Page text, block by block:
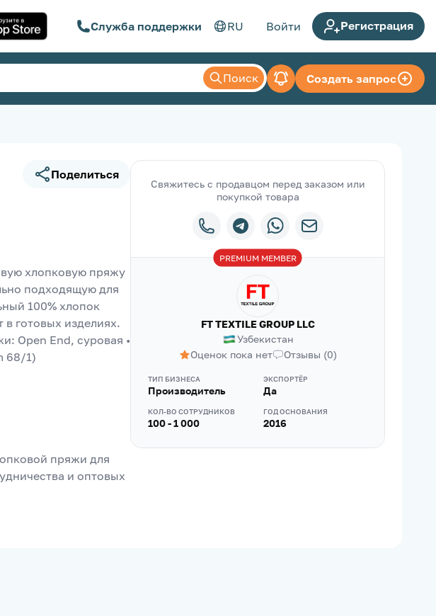
Служба поддержки RU Войти Регистрация
Поиск Создать запрос
Поделиться
хлопковую пряжу
подходящую для
100% хлопок
в готовых изделиях.
Open End, суровая •
68/1)
пряжи для
и оптовых
Свяжитесь с продавцом перед заказом или
покупкой товара
FT TEXTILE GROUP LLC
Узбекистан
Оценок пока нет
Отзывы (0)
ТИП БИЗНЕСА
Производитель
ЭКСПОРТЁР
Да
КОЛ-ВО СОТРУДНИКОВ
100 - 1 000
ГОД ОСНОВАНИЯ
2016
PREMIUMMEMBER